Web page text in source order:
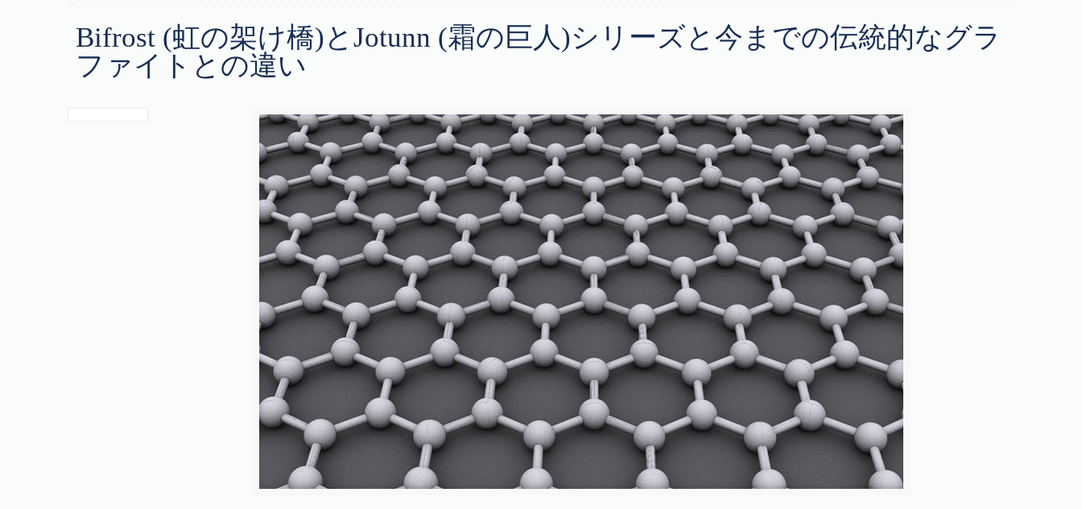
Bifrost (虹の架け橋)とJotunn (霜の巨人)シリーズと今までの伝統的なグラ
ファイトとの違い